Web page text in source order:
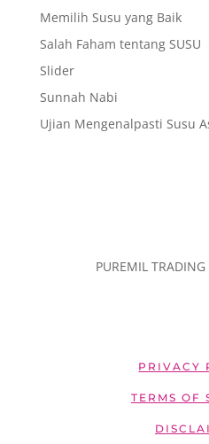
Memilih Susu yang Baik
Salah Faham tentang SUSU
Slider
Sunnah Nabi
Ujian Mengenalpasti Susu
PUREMIL
PRIVACY
TERMS OF